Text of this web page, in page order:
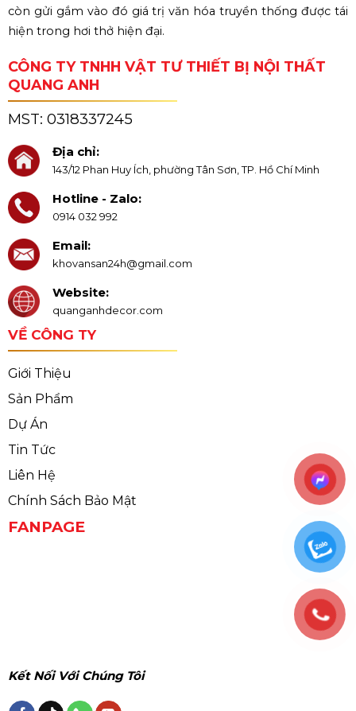
còn gửi gắm vào đó giá trị văn hóa truyền thống được tái
hiện trong hơi thở hiện đại.
CÔNG TY TNHH VẬT TƯ THIẾT BỊ NỘI THẤT
QUANG ANH
MST: 0318337245
Địa chỉ:
143/12 Phan Huy Ích, phường Tân Sơn, TP. Hồ Chí Minh
Hotline - Zalo:
0914 032 992
Email:
khovansan24h@gmail.com
Website:
quanganhdecor.com
VỀ CÔNG TY
Giới Thiệu
Sản Phẩm
Dự Án
Tin Tức
Liên Hệ
Chính Sách Bảo Mật
FANPAGE
Kết Nối Với Chúng Tôi